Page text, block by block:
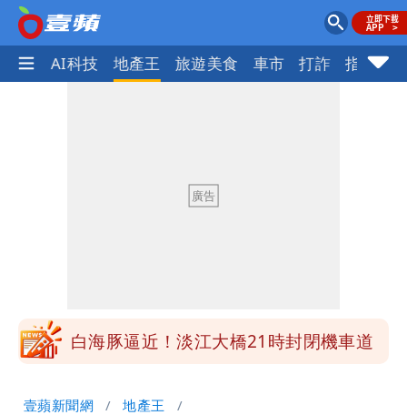
愛美 AI科技 地產王 旅遊美食 車市 打詐 指標企
慧芝：今年的送立院345天還在審
穿中國貨內褲逛街「整件掉出裙底」
晚至明下午受影響
白海豚逼近！淡江大橋21時封閉機車道
壹蘋新聞網 地產王